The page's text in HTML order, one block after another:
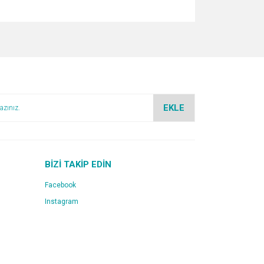
EKLE
BİZİ TAKİP EDİN
Facebook
Instagram